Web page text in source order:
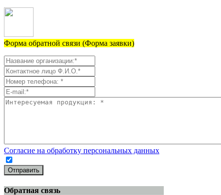
Форма обратной связи (Форма заявки)
Согласие на обработку персональных данных
Отправить
Обратная связь